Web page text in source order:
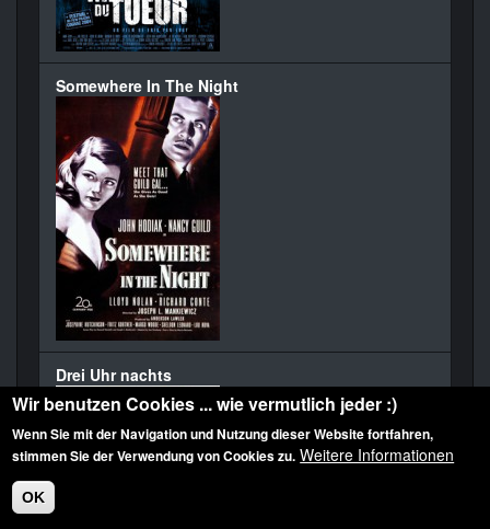
Somewhere In The Night
Drei Uhr nachts
Wir benutzen Cookies ... wie vermutlich jeder :)
Wenn Sie mit der Navigation und Nutzung dieser Website fortfahren,
stimmen Sie der Verwendung von Cookies zu. Weitere Informationen
OK